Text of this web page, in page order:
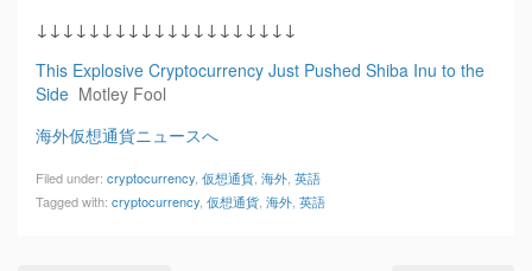
↓↓↓↓↓↓↓↓↓↓↓↓↓↓↓↓↓↓↓↓
This Explosive Cryptocurrency Just Pushed Shiba Inu to the
Side Motley Fool
海外仮想通貨ニュースへ
Filed under: cryptocurrency 仮想通貨 海外 英語
Tagged with: cryptocurrency 仮想通貨 海外 英語